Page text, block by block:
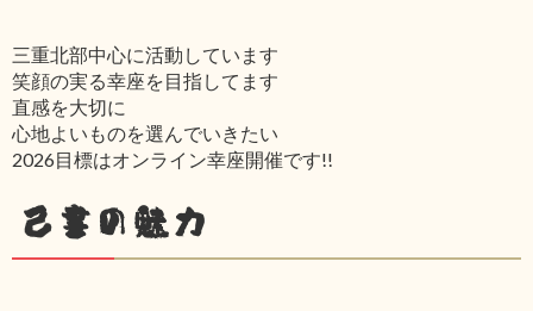
三重北部中心に活動しています
笑顔の実る幸座を目指してます
直感を大切に
心地よいものを選んでいきたい
2026目標はオンライン幸座開催です!!
己書の魅力